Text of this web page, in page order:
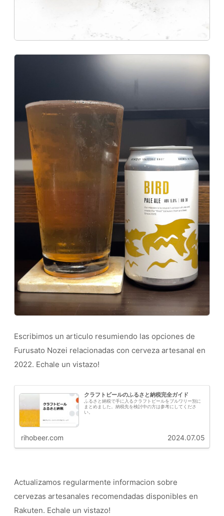
Escribimos un articulo resumiendo las opciones de
Furusato Nozei relacionadas con cerveza artesanal en
2022. Echale un vistazo!
クラフトビールのふるさと納税完全ガイド
ふるさと納税で手に入るクラフトビールをブルワリー別に
まとめました。納税先を検討中の方は参考にしてくださ
い。
rihobeer.com 2024.07.05
Actualizamos regularmente informacion sobre
cervezas artesanales recomendadas disponibles en
Rakuten. Echale un vistazo!